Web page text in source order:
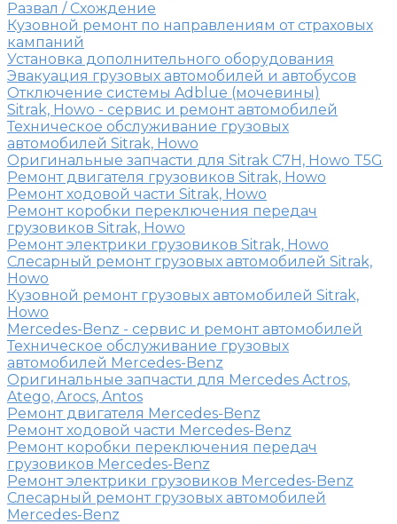
Развал / Схождение
Кузовной ремонт по направлениям от страховых
кампаний
Установка дополнительного оборудования
Эвакуация грузовых автомобилей и автобусов
Отключение системы Adblue (мочевины)
Sitrak, Howo - сервис и ремонт автомобилей
Техническое обслуживание грузовых
автомобилей Sitrak, Howo
Оригинальные запчасти для Sitrak C7H, Howo T5G
Ремонт двигателя грузовиков Sitrak, Howo
Ремонт ходовой части Sitrak, Howo
Ремонт коробки переключения передач
грузовиков Sitrak, Howo
Ремонт электрики грузовиков Sitrak, Howo
Слесарный ремонт грузовых автомобилей Sitrak,
Howo
Кузовной ремонт грузовых автомобилей Sitrak,
Howo
Mercedes-Benz - сервис и ремонт автомобилей
Техническое обслуживание грузовых
автомобилей Mercedes-Benz
Оригинальные запчасти для Mercedes Actros,
Atego, Arocs, Antos
Ремонт двигателя Mercedes-Benz
Ремонт ходовой части Mercedes-Benz
Ремонт коробки переключения передач
грузовиков Mercedes-Benz
Ремонт электрики грузовиков Mercedes-Benz
Слесарный ремонт грузовых автомобилей
Mercedes-Benz